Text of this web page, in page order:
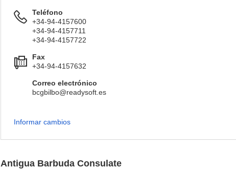
Teléfono
+34-94-4157600
+34-94-4157711
+34-94-4157722
Fax
+34-94-4157632
Correo electrónico
bcgbilbo@readysoft.es
Informar cambios
Antigua Barbuda Consulate